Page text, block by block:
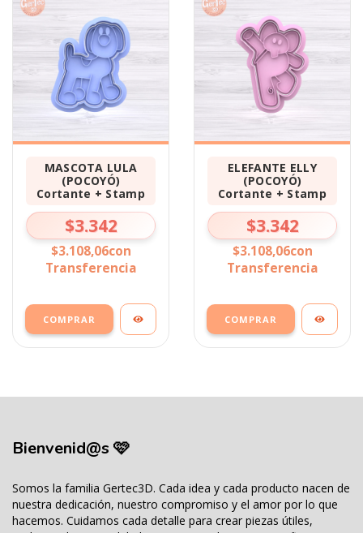
MASCOTA LULA
(POCOYÓ)
Cortante + Stamp
$3.342
$3.108,06con
Transferencia
COMPRAR
ELEFANTE ELLY
(POCOYÓ)
Cortante + Stamp
$3.342
$3.108,06con
Transferencia
COMPRAR
Bienvenid@s 🩷
Somos la familia Gertec3D. Cada idea y cada producto nacen de
nuestra dedicación, nuestro compromiso y el amor por lo que
hacemos. Cuidamos cada detalle para crear piezas útiles,